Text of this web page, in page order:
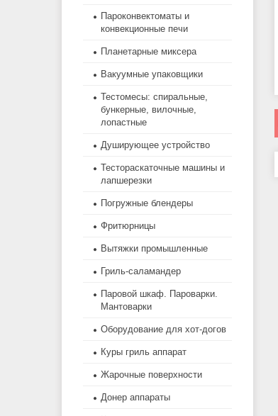
Пароконвектоматы и
конвекционные печи
Планетарные миксера
Вакуумные упаковщики
Тестомесы: спиральные,
бункерные, вилочные,
лопастные
Душирующее устройство
Тестораскаточные машины и
лапшерезки
Погружные блендеры
Фритюрницы
Вытяжки промышленные
Гриль-саламандер
Паровой шкаф. Пароварки.
Мантоварки
Оборудование для хот-догов
Куры гриль аппарат
Жарочные поверхности
Донер аппараты